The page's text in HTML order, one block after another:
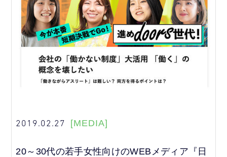
2019.02.27 [MEDIA]
20～30代の若手女性向けのWEBメディア『日